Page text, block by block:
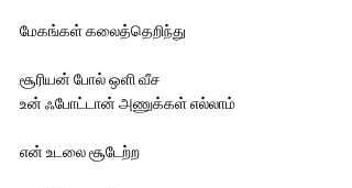
மேகங்கள் கலைத்தெறிந்து
சூரியன் போல் ஒளி வீச
உன் ஃபோட்டான் அணுக்கள் எல்லாம்
என் உடலை சூடேற்ற